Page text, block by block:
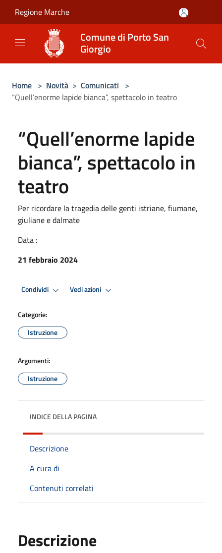
Regione Marche
Comune di Porto San
Giorgio
Home > Novità > Comunicati >
“Quell’enorme lapide bianca”, spettacolo in teatro
“Quell’enorme lapide
bianca”, spettacolo in
teatro
Per ricordare la tragedia delle genti istriane, fiumane,
giuliane e dalmate
Data :
21 febbraio 2024
Condividi Vedi azioni
Categorie:
Istruzione
Argomenti:
Istruzione
INDICE DELLA PAGINA
Descrizione
A cura di
Contenuti correlati
Descrizione